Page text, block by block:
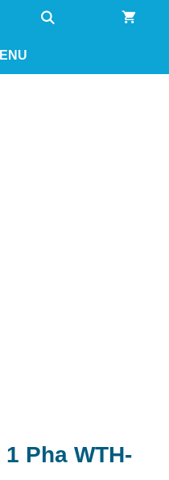
Pha WTH-